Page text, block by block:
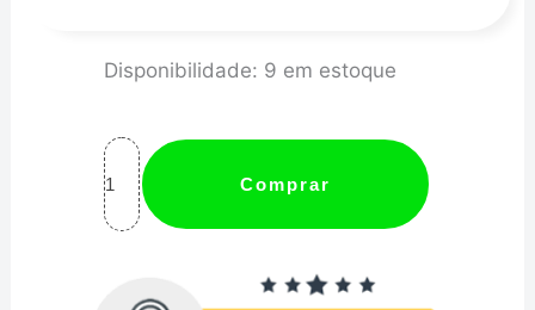
Disponibilidade: 9 em estoque
10AN
45°-
MTR
quantidade
Comprar